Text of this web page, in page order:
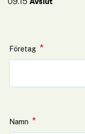
Avslut
Företag *
Namn *